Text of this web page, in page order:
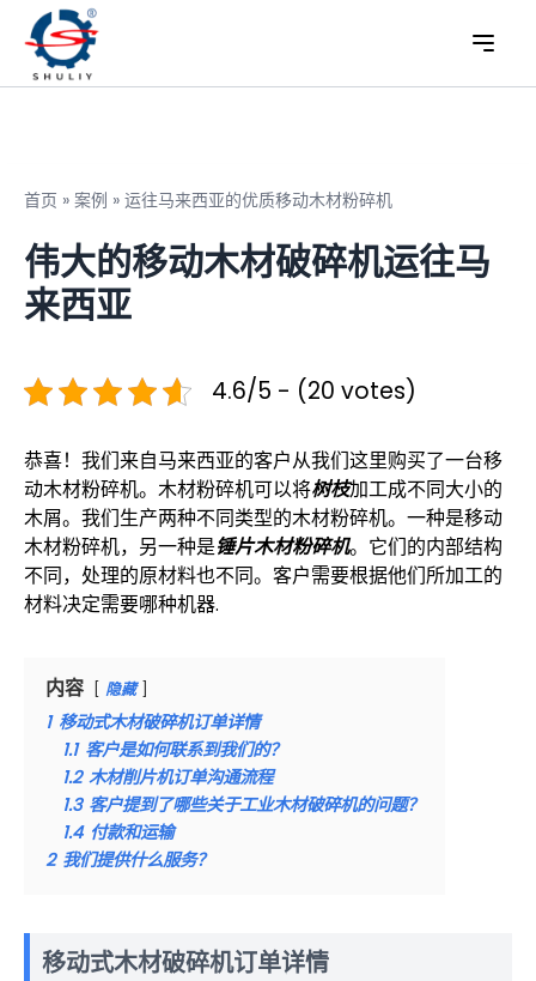
首页 » 案例 » 运往马来西亚的优质移动木材粉碎机
伟大的移动木材破碎机运往马
来西亚
4.6/5 - (20 votes)
恭喜！我们来自马来西亚的客户从我们这里购买了一台移
动木材粉碎机。木材粉碎机可以将树枝加工成不同大小的
木屑。我们生产两种不同类型的木材粉碎机。一种是移动
木材粉碎机，另一种是锤片木材粉碎机。它们的内部结构
不同，处理的原材料也不同。客户需要根据他们所加工的
材料决定需要哪种机器.
内容 隐藏
1 移动式木材破碎机订单详情
1.1 客户是如何联系到我们的？
1.2 木材削片机订单沟通流程
1.3 客户提到了哪些关于工业木材破碎机的问题？
1.4 付款和运输
2 我们提供什么服务？
移动式木材破碎机订单详情